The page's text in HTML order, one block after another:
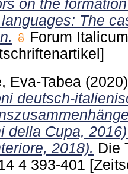
on the
The
Forum
Eva-Tabea
deutsch-
della Cupa,
2018). Die
4 393-401